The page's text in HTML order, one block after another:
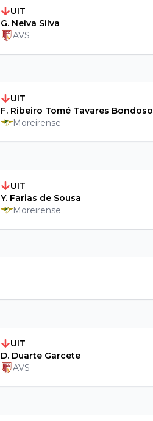
UIT
D. Duarte Garcete
AVS
UIT
Y. Farias de Sousa
Moreirense
UIT
F. Ribeiro Tomé Tavares Bondoso
Moreirense
UIT
G. Neiva Silva
AVS